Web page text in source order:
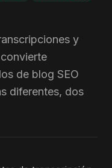
y
de blog SEO
diferentes, dos